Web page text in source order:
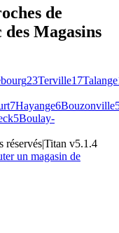
de
des Magasins
23Terville17Talange
7Hayange6Bouzonville
5Boulay-
réservés|Titan v5.1.4
un magasin de